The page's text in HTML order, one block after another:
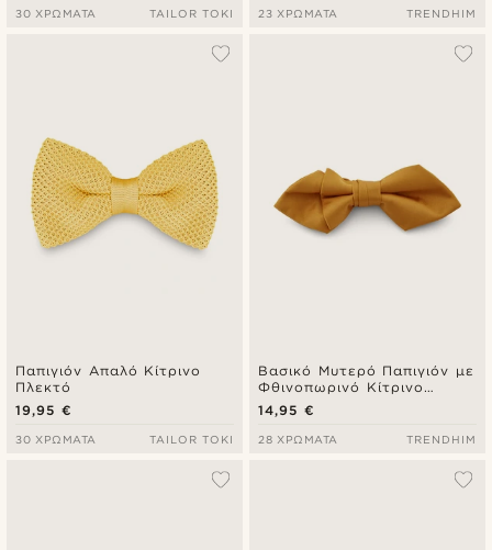
30 ΧΡΏΜΑΤΑ TAILOR TOKI 23 ΧΡΏΜΑΤΑ TRENDHIM
Παπιγιόν Απαλό Κίτρινο
Πλεκτό
19,95 €
30 ΧΡΏΜΑΤΑ TAILOR TOKI
Βασικό Μυτερό Παπιγιόν με
Φθινοπωρινό Κίτρινο
Χρώμα
14,95 €
28 ΧΡΏΜΑΤΑ TRENDHIM